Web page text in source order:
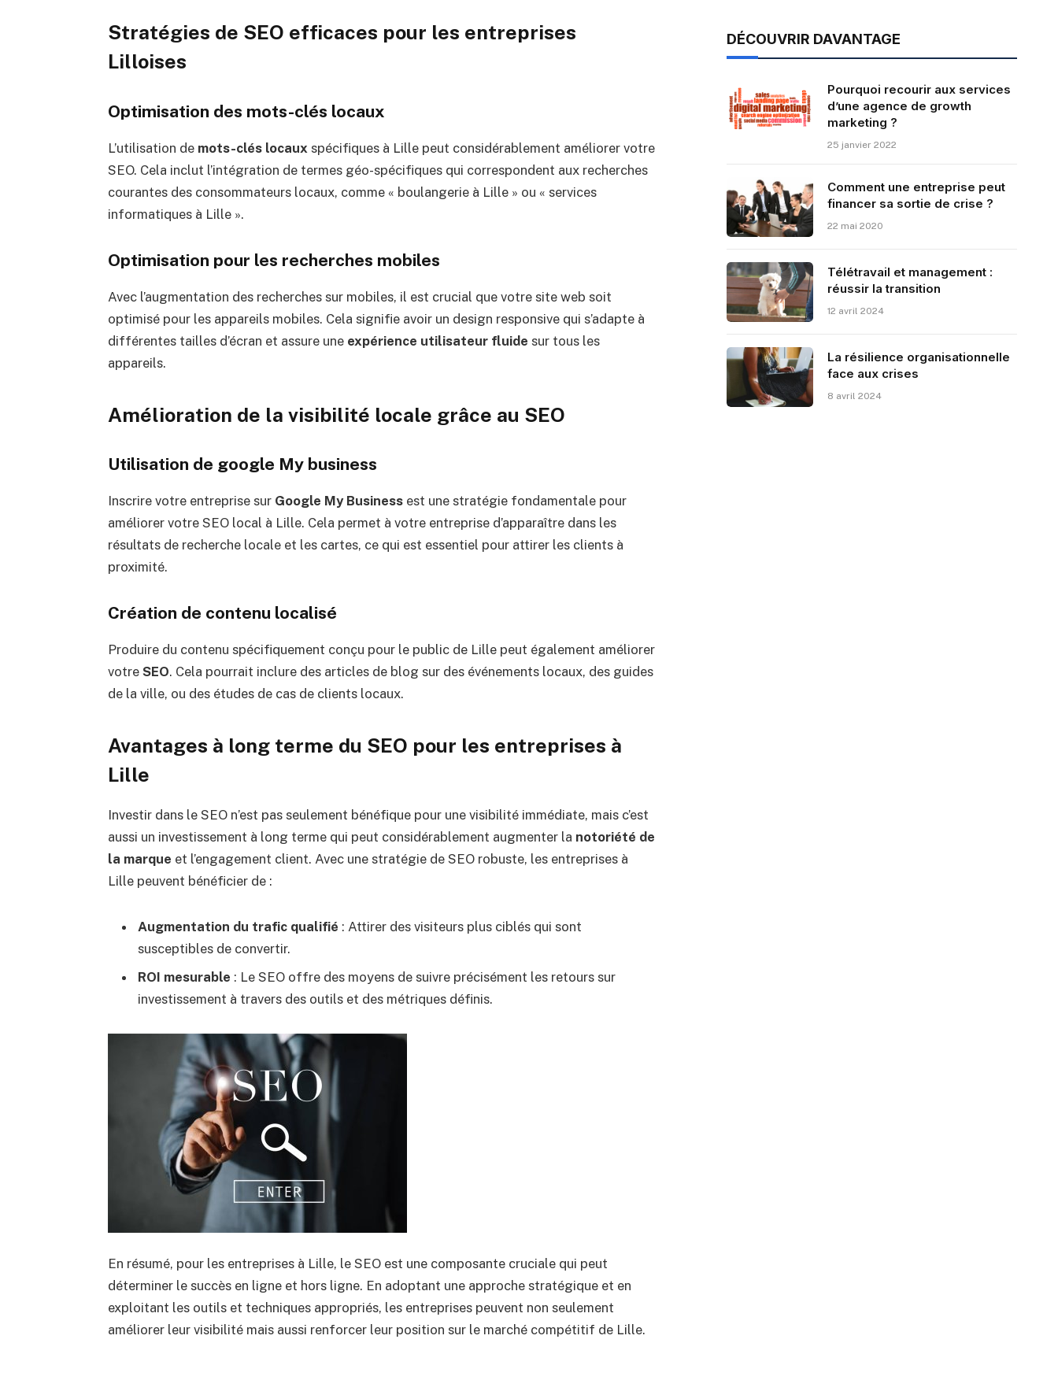
Stratégies de SEO efficaces pour les entreprises
Lilloises
Optimisation des mots-clés locaux
L’utilisation de mots-clés locauxspécifiques à Lille peut considérablement améliorer votre
SEO. Cela inclut l’intégration de termes géo-spécifiques qui correspondent aux recherches
courantes des consommateurs locaux, comme « boulangerie à Lille » ou « services
informatiques à Lille ».
Optimisation pour les recherches mobiles
Avec l’augmentation des recherches sur mobiles, il est crucial que votre site web soit
optimisé pour les appareils mobiles. Cela signifie avoir un design responsive qui s’adapte à
différentes tailles d’écran et assure une expérience utilisateur fluide sur tous les
appareils.
Amélioration de la visibilité locale grâce au SEO
Utilisation de google My business
Inscrire votre entreprise sur Google My Businessest une stratégie fondamentale pour
améliorer votre SEO local à Lille. Cela permet à votre entreprise d’apparaître dans les
résultats de recherche locale et les cartes, ce qui est essentiel pour attirer les clients à
proximité.
Création de contenu localisé
Produire du contenu spécifiquement conçu pour le public de Lille peut également améliorer
votre SEO. Cela pourrait inclure des articles de blog sur des événements locaux, des guides
de la ville, ou des études de cas de clients locaux.
Avantages à long terme du SEO pour les entreprises à
Lille
Investir dans le SEO n’est pas seulement bénéfique pour une visibilité immédiate, mais c’est
aussi un investissement à long terme qui peut considérablement augmenter la notoriété de
la marque et l’engagement client. Avec une stratégie de SEO robuste, les entreprises à
Lille peuvent bénéficier de :
Augmentation du trafic qualifié : Attirer des visiteurs plus ciblés qui sont
susceptibles de convertir.
ROI mesurable : Le SEO offre des moyens de suivre précisément les retours sur
investissement à travers des outils et des métriques définis.
En résumé, pour les entreprises à Lille, le SEO est une composante cruciale qui peut
déterminer le succès en ligne et hors ligne. En adoptant une approche stratégique et en
exploitant les outils et techniques appropriés, les entreprises peuvent non seulement
améliorer leur visibilité mais aussi renforcer leur position sur le marché compétitif de Lille.
DÉCOUVRIR DAVANTAGE
Pourquoi recourir aux services
d’une agence de growth
marketing ?
25 janvier 2022
Comment une entreprise peut
financer sa sortie de crise ?
22 mai 2020
Télétravail et management :
réussir la transition
12 avril 2024
La résilience organisationnelle
face aux crises
8 avril 2024